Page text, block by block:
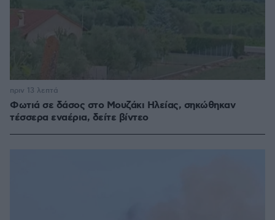
Φωτιά σε δάσος στο Μουζάκι Ηλείας, σηκώθηκαν
τέσσερα εναέρια, δείτε βίντεο
πριν 13 λεπτά